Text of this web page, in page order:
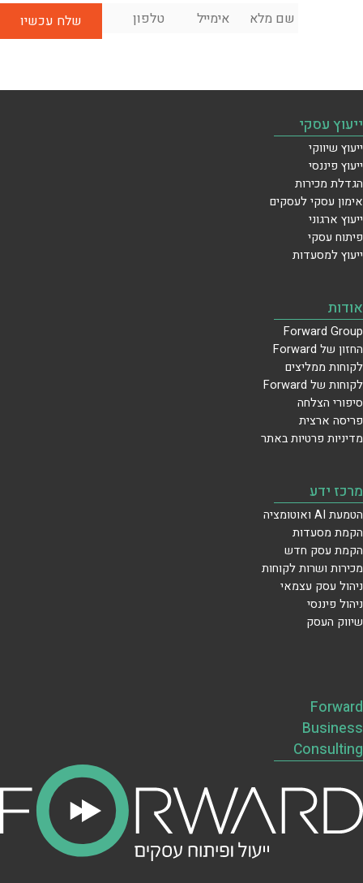
שם
מלא
אימייל *
ייעוץ עסקי
ייעוץ שיווקי
ייעוץ פיננסי
הגדלת מכירות
אימון עסקי לעסקים
ייעוץ ארגוני
פיתוח עסקי
ייעוץ למסעדות
אודות
Forward Group
החזון של Forward
לקוחות ממליצים
לקוחות של Forward
סיפורי הצלחה
פריסה ארצית
מדיניות פרטיות באתר
מרכז ידע
הטמעת AI ואוטומציה
הקמת מסעדות
הקמת עסק חדש
מכירות ושרות לקוחות
ניהול עסק עצמאי
ניהול פיננסי
שיווק העסק
Forward
Business
Consulting